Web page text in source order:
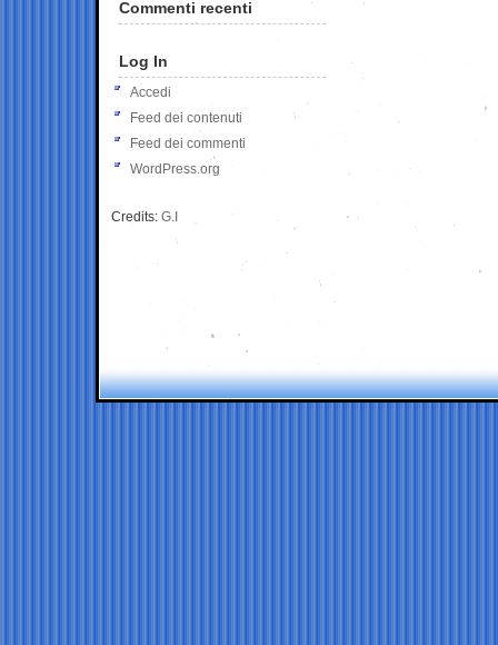
Commenti recenti
Log In
Accedi
Feed dei contenuti
Feed dei commenti
WordPress.org
Credits: G.I